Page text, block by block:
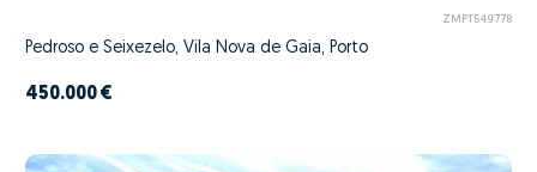
ZMPT549778
Pedroso e Seixezelo, Vila Nova de Gaia, Porto
450.000 €